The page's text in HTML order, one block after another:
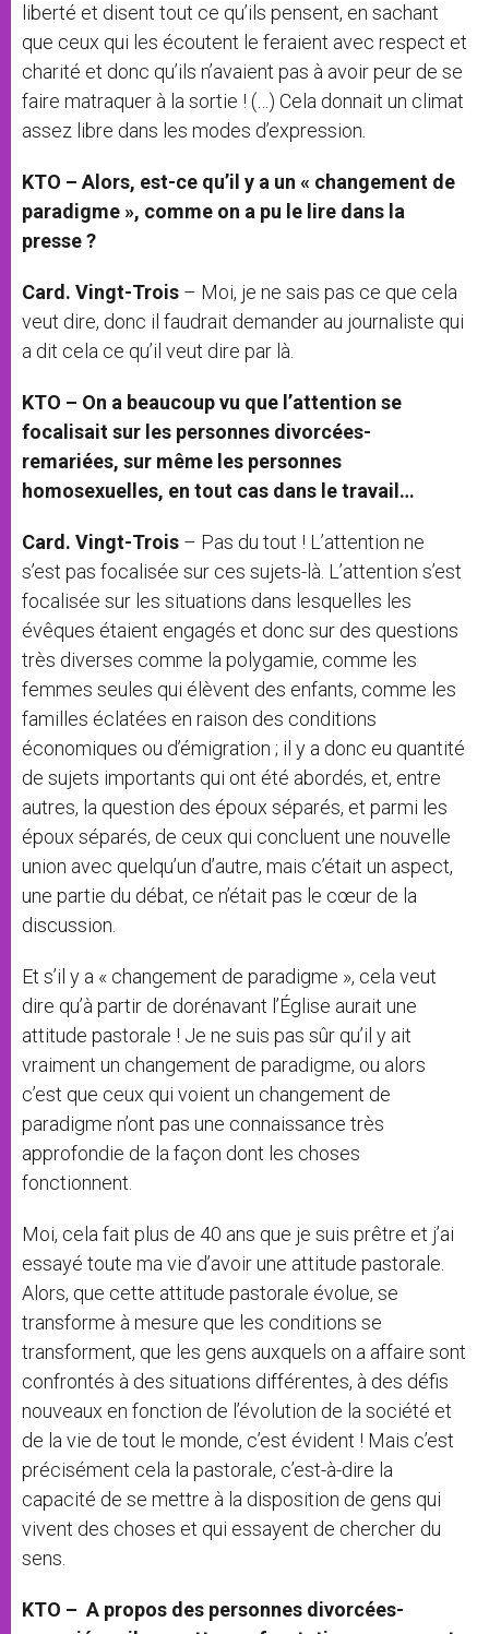
liberté et disent tout ce qu’ils pensent, en sachant
que ceux qui les écoutent le feraient avec respect et
charité et donc qu’ils n’avaient pas à avoir peur de se
faire matraquer à la sortie ! (…) Cela donnait un climat
assez libre dans les modes d’expression
KTO – Alors, est-ce qu’il y a un « changement de
paradigme », comme on a pu le lire dans la
presse ?
Card. Vingt-Trois – Moi, je ne sais pas ce que cela
veut dire, donc il faudrait demander au journaliste qui
a dit cela ce qu’il veut dire par là.
KTO – On a beaucoup vu que l’attention se
focalisait sur les personnes divorcées-
remariées, sur même les personnes
homosexuelles, en tout cas dans le travail…
Card. Vingt-Trois – Pas du tout ! L’attention ne
s’est pas focalisée sur ces sujets-là. L’attention s’est
focalisée sur les situations dans lesquelles les
évêques étaient engagés et donc sur des questions
très diverses comme la polygamie, comme les
femmes seules qui élèvent des enfants, comme les
familles éclatées en raison des conditions
économiques ou d’émigration ; il y a donc eu quantité
de sujets importants qui ont été abordés, et, entre
autres, la question des époux séparés, et parmi les
époux séparés, de ceux qui concluent une nouvelle
union avec quelqu’un d’autre, mais c’était un aspect,
une partie du débat, ce n’était pas le cœur de la
discussion.
Et s’il y a « changement de paradigme », cela veut
dire qu’à partir de dorénavant l’Église aurait une
attitude pastorale ! Je ne suis pas sûr qu’il y ait
vraiment un changement de paradigme, ou alors
c’est que ceux qui voient un changement de
paradigme n’ont pas une connaissance très
approfondie de la façon dont les choses
fonctionnent.
Moi, cela fait plus de 40 ans que je suis prêtre et j’ai
essayé toute ma vie d’avoir une attitude pastorale.
Alors, que cette attitude pastorale évolue, se
transforme à mesure que les conditions se
transforment, que les gens auxquels on a affaire sont
confrontés à des situations différentes, à des défis
nouveaux en fonction de l’évolution de la société et
de la vie de tout le monde, c’est évident ! Mais c’est
précisément cela la pastorale, c’est-à-dire la
capacité de se mettre à la disposition de gens qui
vivent des choses et qui essayent de chercher du
sens.
KTO – A propos des personnes divorcées-